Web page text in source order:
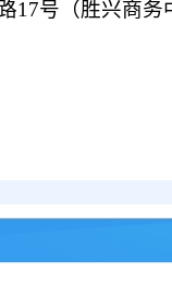
17号（胜兴商